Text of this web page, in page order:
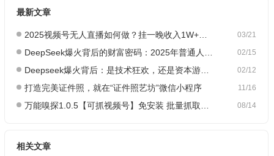
最新文章
03/21
2025视频号无人直播如何做？挂一晚收入1W+，这份教程，小白可做~
02/15
DeepSeek爆火背后的财富密码：2025年普通人如何抓住AI创业风口？
02/12
Deepseek爆火背后：是技术狂欢，还是资本游戏？
11/16
打造完美证件照，就在“证件照艺坊”微信小程序
08/14
万能嗅探1.0.5【可抓视频号】免安装 批量抓取媒体文件
相关文章